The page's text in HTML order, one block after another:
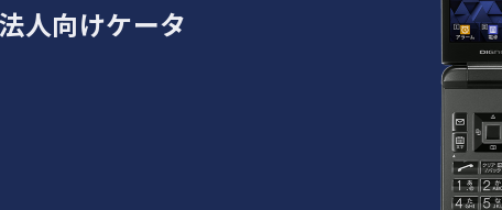
人向けケータ